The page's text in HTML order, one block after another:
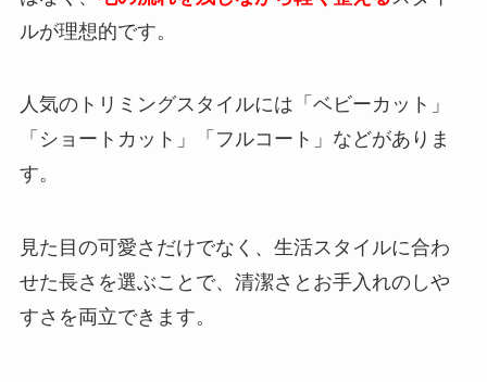
ルが理想的です。
人気のトリミングスタイルには「ベビーカット」
「ショートカット」「フルコート」などがありま
す。
見た目の可愛さだけでなく、生活スタイルに合わ
せた長さを選ぶことで、清潔さとお手入れのしや
すさを両立できます。